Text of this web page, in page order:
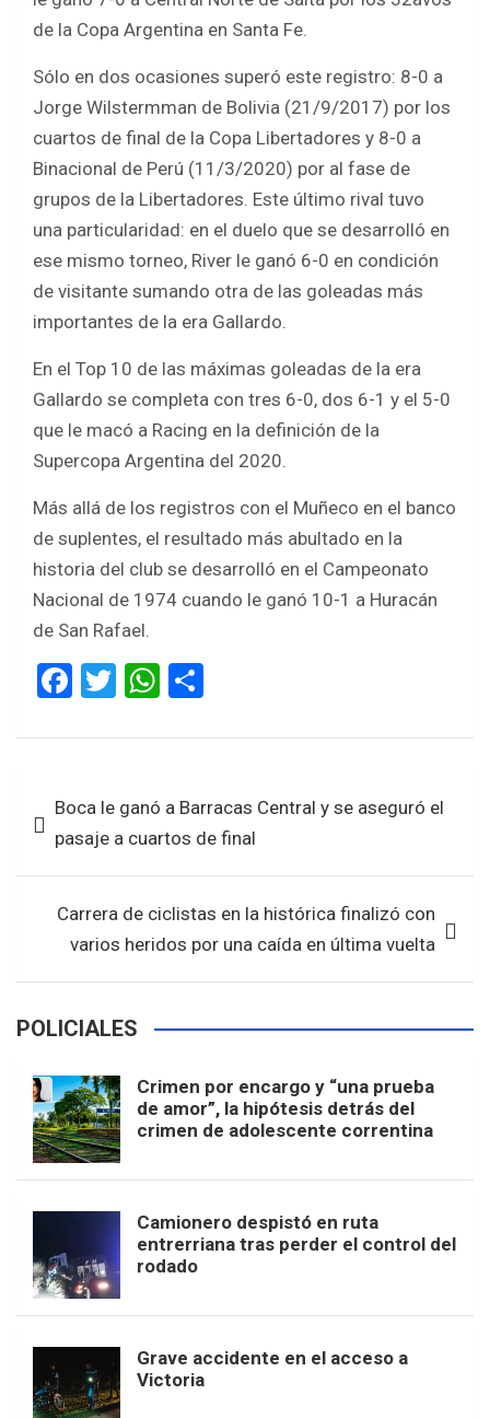
de la Copa Argentina en Santa Fe.
Sólo en dos ocasiones superó este registro: 8-0 a
Jorge Wilstermman de Bolivia (21/9/2017) por los
cuartos de final de la Copa Libertadores y 8-0 a
Binacional de Perú (11/3/2020) por al fase de
grupos de la Libertadores. Este último rival tuvo
una particularidad: en el duelo que se desarrolló en
ese mismo torneo, River le ganó 6-0 en condición
de visitante sumando otra de las goleadas más
importantes de la era Gallardo.
En el Top 10 de las máximas goleadas de la era
Gallardo se completa con tres 6-0, dos 6-1 y el 5-0
que le macó a Racing en la definición de la
Supercopa Argentina del 2020.
Más allá de los registros con el Muñeco en el banco
de suplentes, el resultado más abultado en la
historia del club se desarrolló en el Campeonato
Nacional de 1974 cuando le ganó 10-1 a Huracán
de San Rafael.
F
ce
o
o
k
T
tt
W
at
A
p
p
ar
de
entradas
Boca le ganó a Barracas Central y se aseguró el
pasaje a cuartos de final
Carrera de ciclistas en la histórica finalizó con
varios heridos por una caída en última vuelta
POLICIALES
Crimen por encargo y “una prueba
de amor”, la hipótesis detrás del
crimen de adolescente correntina
Camionero despistó en ruta
entrerriana tras perder el control del
rodado
Grave accidente en el acceso a
Victoria